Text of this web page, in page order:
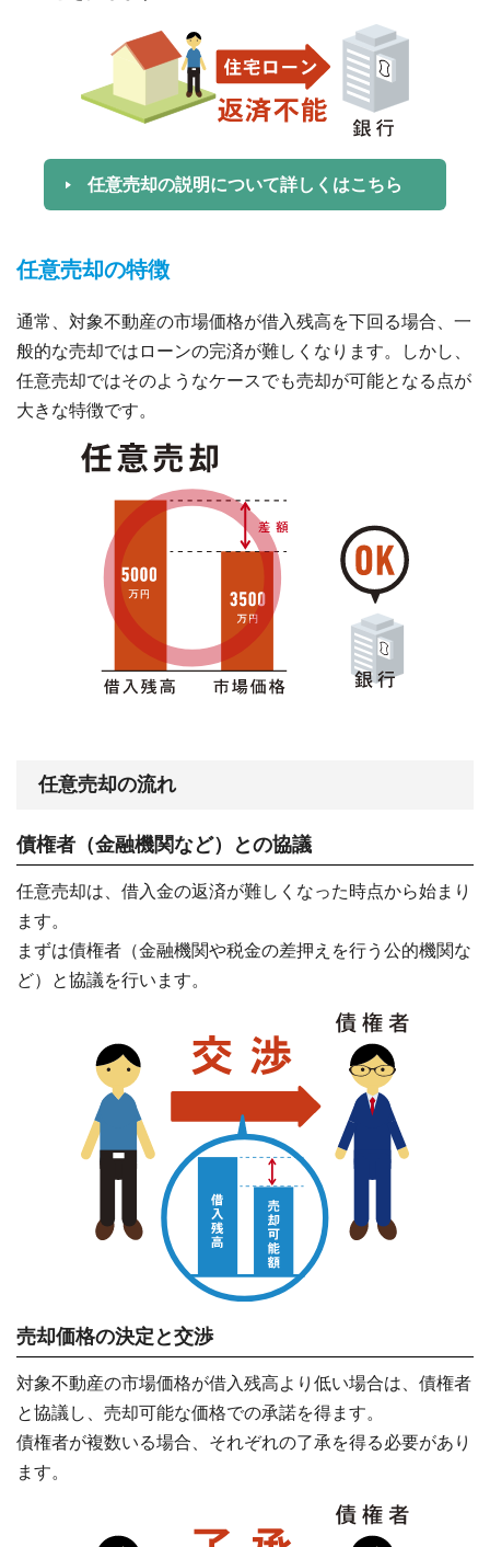
任意売却の説明について詳しくはこちら
任意売却の特徴
通常、対象不動産の市場価格が借入残高を下回る場合、一
般的な売却ではローンの完済が難しくなります。しかし、
任意売却ではそのようなケースでも売却が可能となる点が
大きな特徴です。
任意売却の流れ
債権者（金融機関など）との協議
任意売却は、借入金の返済が難しくなった時点から始まり
ます。
まずは債権者（金融機関や税金の差押えを行う公的機関な
ど）と協議を行います。
売却価格の決定と交渉
対象不動産の市場価格が借入残高より低い場合は、債権者
と協議し、売却可能な価格での承諾を得ます。
債権者が複数いる場合、それぞれの了承を得る必要があり
ます。